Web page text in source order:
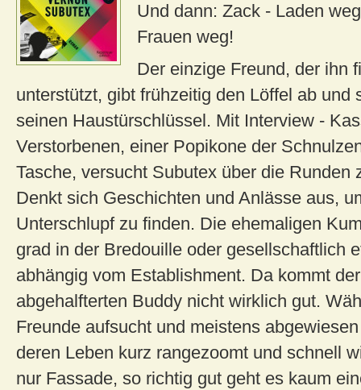
Und dann: Zack - Laden
Frauen weg!
Der einzige Freund, der ihn
unterstützt, gibt frühzeitig den Löffel ab und
seinen Haustürschlüssel. Mit Interview -
Verstorbenen, einer Popikone der
Tasche, versucht Subutex über die Runden
Denkt sich Geschichten und Anlässe aus,
Unterschlupf zu finden. Die ehemaligen
grad in der Bredouille oder gesellschaftlich
abhängig vom Establishment. Da kommt
abgehalfterten Buddy nicht wirklich gut.
Freunde aufsucht und meistens
deren Leben kurz rangezoomt und schnell
nur Fassade, so richtig gut geht es kaum